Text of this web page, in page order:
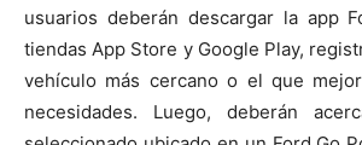
usuarios deberán descargar la app
tiendas App Store y Google Play,
vehículo más cercano o el que
necesidades. Luego, deberán